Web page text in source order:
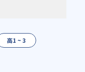
高1 ~ 3